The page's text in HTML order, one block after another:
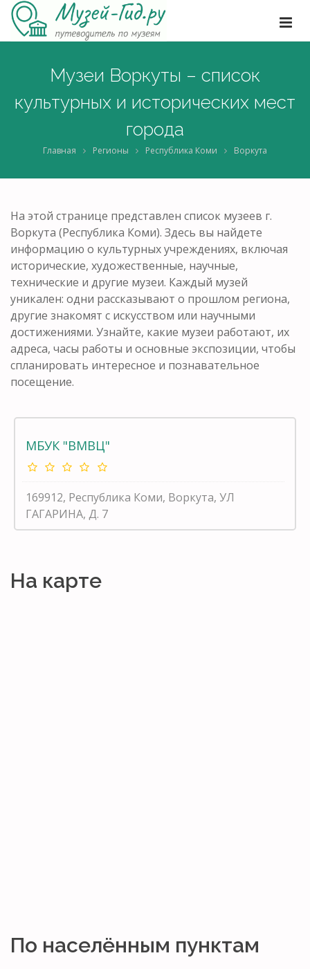
Музеи Воркуты – список
культурных и исторических мест
города
Главная Регионы Республика Коми Воркута
На этой странице представлен список музеев г.
Воркута (Республика Коми). Здесь вы найдете
информацию о культурных учреждениях, включая
исторические, художественные, научные,
технические и другие музеи. Каждый музей
уникален: одни рассказывают о прошлом региона,
другие знакомят с искусством или научными
достижениями. Узнайте, какие музеи работают, их
адреса, часы работы и основные экспозиции, чтобы
спланировать интересное и познавательное
посещение.
МБУК "ВМВЦ"
169912, Республика Коми, Воркута, УЛ
ГАГАРИНА, Д. 7
На карте
По населённым пунктам